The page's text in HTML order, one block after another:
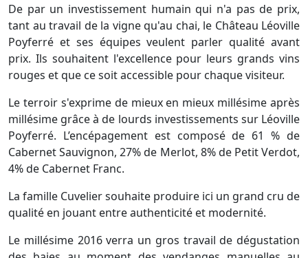
De par un investissement humain qui n'a pas de prix,
tant au travail de la vigne qu'au chai, le Château Léoville
Poyferré et ses équipes veulent parler qualité avant
prix. Ils souhaitent l'excellence pour leurs grands vins
rouges et que ce soit accessible pour chaque visiteur.
Le terroir s'exprime de mieux en mieux millésime après
millésime grâce à de lourds investissements sur Léoville
Poyferré. L’encépagement est composé de 61 % de
Cabernet Sauvignon, 27% de Merlot, 8% de Petit Verdot,
4% de Cabernet Franc.
La famille Cuvelier souhaite produire ici un grand cru de
qualité en jouant entre authenticité et modernité.
Le millésime 2016 verra un gros travail de dégustation